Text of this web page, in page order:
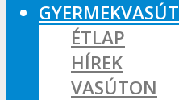
GYERMEKVASÚT
ÉTLAP
HÍREK
VASÚTON